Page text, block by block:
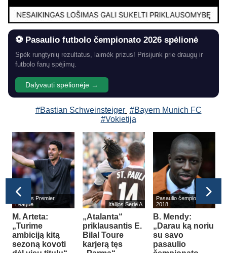
⚽ Pasaulio futbolo čempionato 2026 spėlionė
Spėk rungtynių rezultatus, laimėk prizus! Prisijunk prie draugų ir
futbolo fanų spėjimų.
Dalyvauti spėlionėje →
#Bastian Schweinsteiger #Bayern Munich FC
#Vokietija
Anglijos Premier
League
M. Arteta:
„Turime
ambiciją kitą
sezoną kovoti
Italijos Serie A
„Atalanta“
priklausantis E.
Bilal Toure
karjerą tęs
Pasaulio čempionatas
2018
B. Mendy:
„Darau ką noriu
su savo
pasaulio